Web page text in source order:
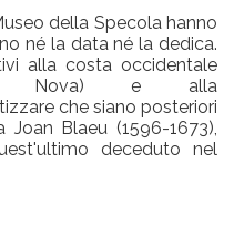
della Specola hanno
né la data né la dedica.
alla costa occidentale
Nova) e alla
che siano posteriori
Blaeu (1596-1673),
deceduto nel